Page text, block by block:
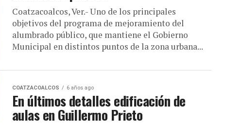
Coatzacoalcos, Ver.- Uno de los principales
objetivos del programa de mejoramiento del
alumbrado público, que mantiene el Gobierno
Municipal en distintos puntos de la zona urbana...
COATZACOALCOS 6 años ago
En últimos detalles edificación de
aulas en Guillermo Prieto